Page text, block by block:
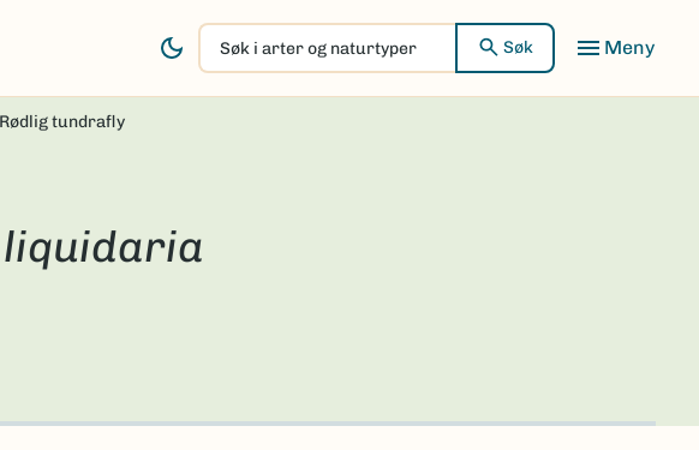
Søk
i
arter
Søk
Rødlig tundrafly